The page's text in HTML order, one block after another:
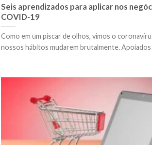
Seis aprendizados para aplicar nos
COVID-19
Como em um piscar de olhos, vimos o
nossos hábitos mudarem brutalmente. Apoiados